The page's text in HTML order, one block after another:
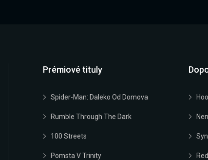
Prémiové tituly
Spider-Man: Daleko Od Domova
Rumble Through The Dark
100 Streets
Pomsta V Trinity